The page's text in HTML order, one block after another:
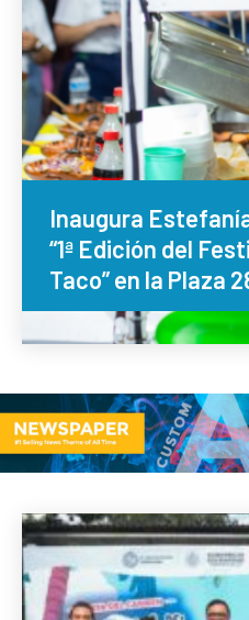
Inaugura
“1ª Edición del
Taco” en la Plaza